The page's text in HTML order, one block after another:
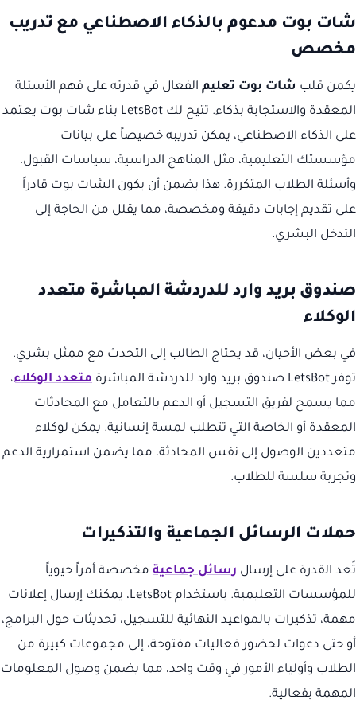
شات بوت مدعوم بالذكاء الاصطناعي مع تدريب
مخصص
يكمن قلب شات بوت تعليم الفعال في قدرته على فهم الأسئلة
المعقدة والاستجابة بذكاء. تتيح لك LetsBot بناء شات بوت يعتمد
على الذكاء الاصطناعي، يمكن تدريبه خصيصاً على بيانات
مؤسستك التعليمية، مثل المناهج الدراسية، سياسات القبول،
وأسئلة الطلاب المتكررة. هذا يضمن أن يكون الشات بوت قادراً
على تقديم إجابات دقيقة ومخصصة، مما يقلل من الحاجة إلى
التدخل البشري.
صندوق بريد وارد للدردشة المباشرة متعدد
الوكلاء
في بعض الأحيان، قد يحتاج الطالب إلى التحدث مع ممثل بشري.
توفر LetsBot صندوق بريد وارد للدردشة المباشرة
متعدد الوكلاء،
مما يسمح لفريق التسجيل أو الدعم بالتعامل مع المحادثات
المعقدة أو الخاصة التي تتطلب لمسة إنسانية. يمكن لوكلاء
متعددين الوصول إلى نفس المحادثة، مما يضمن استمرارية الدعم
وتجربة سلسة للطلاب.
حملات الرسائل الجماعية والتذكيرات
تُعد القدرة على إرسال رسائل جماعية مخصصة أمراً حيوياً
للمؤسسات التعليمية. باستخدام LetsBot، يمكنك إرسال إعلانات
مهمة، تذكيرات بالمواعيد النهائية للتسجيل، تحديثات حول البرامج،
أو حتى دعوات لحضور فعاليات مفتوحة، إلى مجموعات كبيرة من
الطلاب وأولياء الأمور في وقت واحد، مما يضمن وصول المعلومات
المهمة بفعالية.